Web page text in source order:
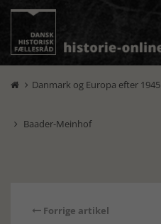
 Danmark og Europa efter 1945
 Baader-Meinhof
Forrige artikel